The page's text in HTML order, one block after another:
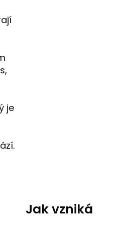
je
Jak vzniká